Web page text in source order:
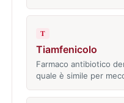
T
Tiamfenicolo
Farmaco antibiotico
quale è simile per